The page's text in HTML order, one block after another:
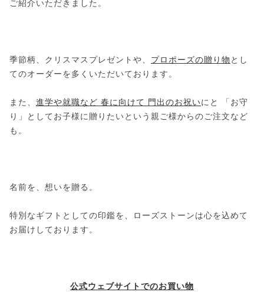
ご紹介いただきました。
季節柄、クリスマスプレゼントや、 プロポーズの贈り物 とし
てのオーダーを多くいただいております。
また、 進学や就職など 春に向けて 門出のお祝いにと 「お守
り」としてお子様に贈りたいという親ご様からのご注文など
も。
名前を、想いを贈る。
特別なギフトとしての印鑑を、ローズストーンは心を込めて
お届けしております。
公式ウェブサイトでのお買い物